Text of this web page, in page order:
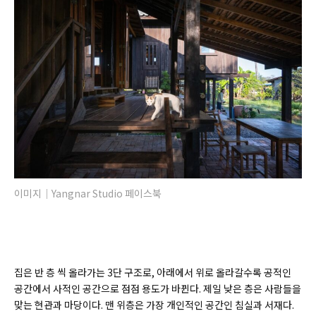
이미지｜Yangnar Studio 페이스북
집은 반 층 씩 올라가는 3단 구조로, 아래에서 위로 올라갈수록 공적인
공간에서 사적인 공간으로 점점 용도가 바뀐다. 제일 낮은 층은 사람들을
맞는 현관과 마당이다. 맨 위층은 가장 개인적인 공간인 침실과 서재다.